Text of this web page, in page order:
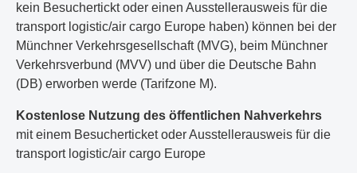
kein Besuchertickt oder einen Ausstellerausweis für die
transport logistic/air cargo Europe haben) können bei der
Münchner Verkehrsgesellschaft (MVG), beim Münchner
Verkehrsverbund (MVV) und über die Deutsche Bahn
(DB) erworben werde (Tarifzone M).
Kostenlose Nutzung des öffentlichen Nahverkehrs
mit einem Besucherticket oder Ausstellerausweis für die
transport logistic/air cargo Europe